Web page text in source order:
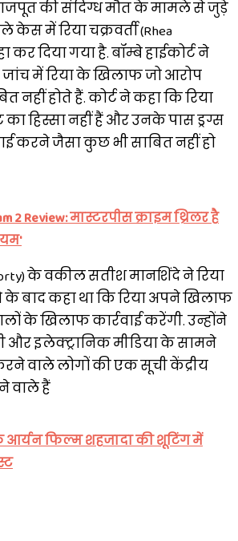
की संदिग्ध मौत के मामले से जुड़े
केस में रिया चक्रवर्ती (Rhea
कर दिया गया है. बॉम्बे हाईकोर्ट ने
जांच में रिया के खिलाफ जो आरोप
नहीं होते हैं. कोर्ट ने कहा कि रिया
का हिस्सा नहीं हैं और उनके पास ड्रग्स
करने जैसा कुछ भी साबित नहीं हो
2 Review: मास्टरपीस क्राइम थ्रिलर है
के वकील सतीश मानशिंदे ने रिया
बाद कहा था कि रिया अपने खिलाफ
के खिलाफ कार्रवाई करेंगी. उन्होंने
और इलेक्ट्रानिक मीडिया के सामने
वाले लोगों की एक सूची केंद्रीय
वाले हैं
आर्यन फिल्म शहजादा की शूटिंग में